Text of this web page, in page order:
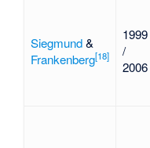
Siegmund&
Frankenberg[18]
1999
/
2006